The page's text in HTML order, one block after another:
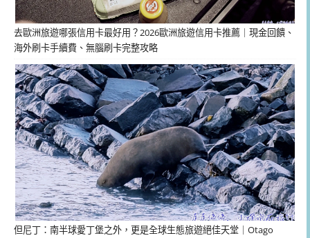
去歐洲旅遊哪張信用卡最好用？2026歐洲旅遊信用卡推薦｜現金回饋、
海外刷卡手續費、無腦刷卡完整攻略
但尼丁：南半球愛丁堡之外，更是全球生態旅遊絕佳天堂｜Otago